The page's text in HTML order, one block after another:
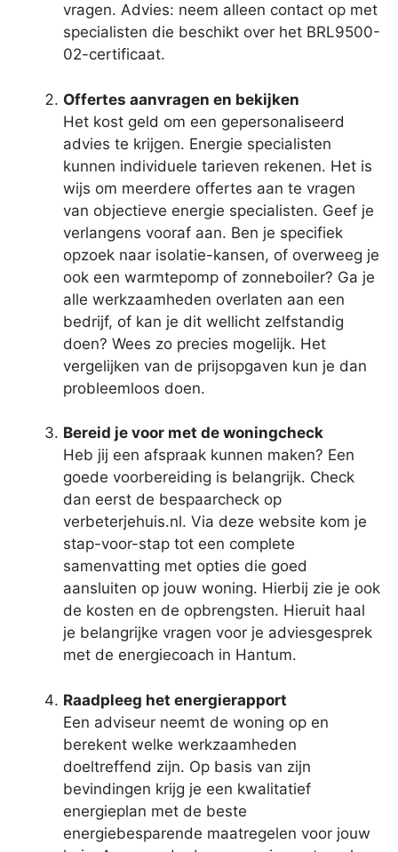
vragen. Advies: neem alleen contact op met
specialisten die beschikt over het BRL9500-
02-certificaat.
Offertes aanvragen en bekijken
Het kost geld om een gepersonaliseerd
advies te krijgen. Energie specialisten
kunnen individuele tarieven rekenen. Het is
wijs om meerdere offertes aan te vragen
van objectieve energie specialisten. Geef je
verlangens vooraf aan. Ben je specifiek
opzoek naar isolatie-kansen, of overweeg je
ook een warmtepomp of zonneboiler? Ga je
alle werkzaamheden overlaten aan een
bedrijf, of kan je dit wellicht zelfstandig
doen? Wees zo precies mogelijk. Het
vergelijken van de prijsopgaven kun je dan
probleemloos doen.
Bereid je voor met de woningcheck
Heb jij een afspraak kunnen maken? Een
goede voorbereiding is belangrijk. Check
dan eerst de bespaarcheck op
verbeterjehuis.nl. Via deze website kom je
stap-voor-stap tot een complete
samenvatting met opties die goed
aansluiten op jouw woning. Hierbij zie je ook
de kosten en de opbrengsten. Hieruit haal
je belangrijke vragen voor je adviesgesprek
met de energiecoach in Hantum.
Raadpleeg het energierapport
Een adviseur neemt de woning op en
berekent welke werkzaamheden
doeltreffend zijn. Op basis van zijn
bevindingen krijg je een kwalitatief
energieplan met de beste
energiebesparende maatregelen voor jouw